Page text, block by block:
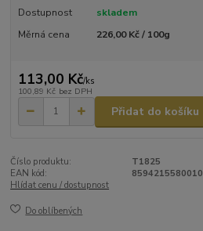
Dostupnost
skladem
Měrná cena
226,00 Kč / 100g
113,00 Kč/ks
100,89 Kč bez DPH
Přidat do košíku
Číslo produktu:
T1825
EAN kód:
8594215580010
Hlídat cenu / dostupnost
Do oblíbených